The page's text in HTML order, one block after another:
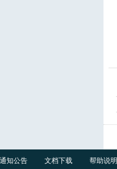
通知公告 文档下载 帮助说明